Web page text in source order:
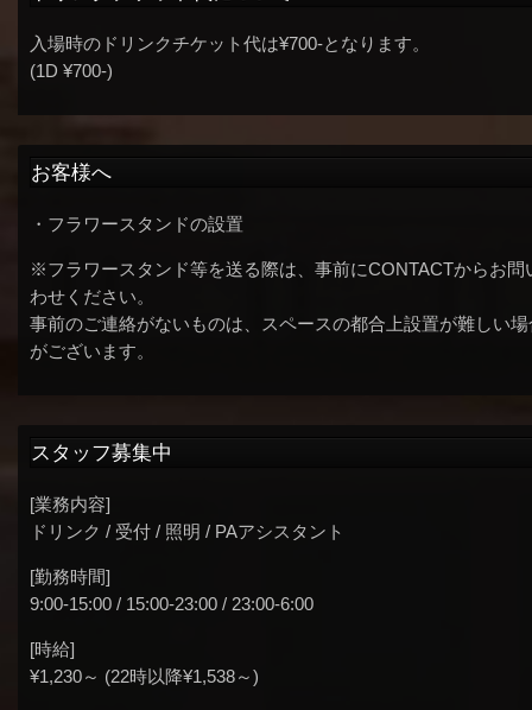
入場時のドリンクチケット代は¥700-となります。
(1D ¥700-)
お客様へ
・フラワースタンドの設置
※フラワースタンド等を送る際は、事前にCONTACTからお問
わせください。
事前のご連絡がないものは、スペースの都合上設置が難しい場
がございます。
スタッフ募集中
[業務内容]
ドリンク / 受付 / 照明 / PAアシスタント
[勤務時間]
9:00-15:00 / 15:00-23:00 / 23:00-6:00
[時給]
¥1,230～ (22時以降¥1,538～)